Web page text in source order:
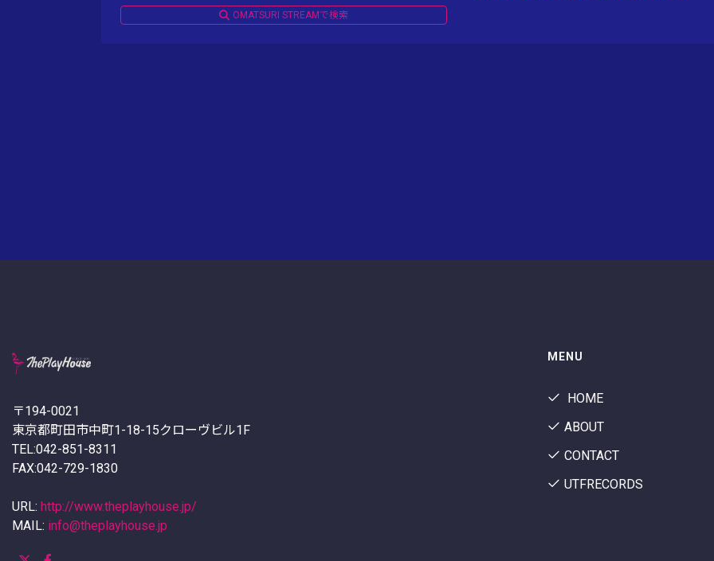
OMATSURI STREAMで検索
〒194-0021
東京都町田市中町1-18-15クローヴビル1F
TEL:042-851-8311
FAX:042-729-1830
URL: http://www.theplayhouse.jp/
MAIL: info@theplayhouse.jp
MENU
HOME
ABOUT
CONTACT
UTFRECORDS